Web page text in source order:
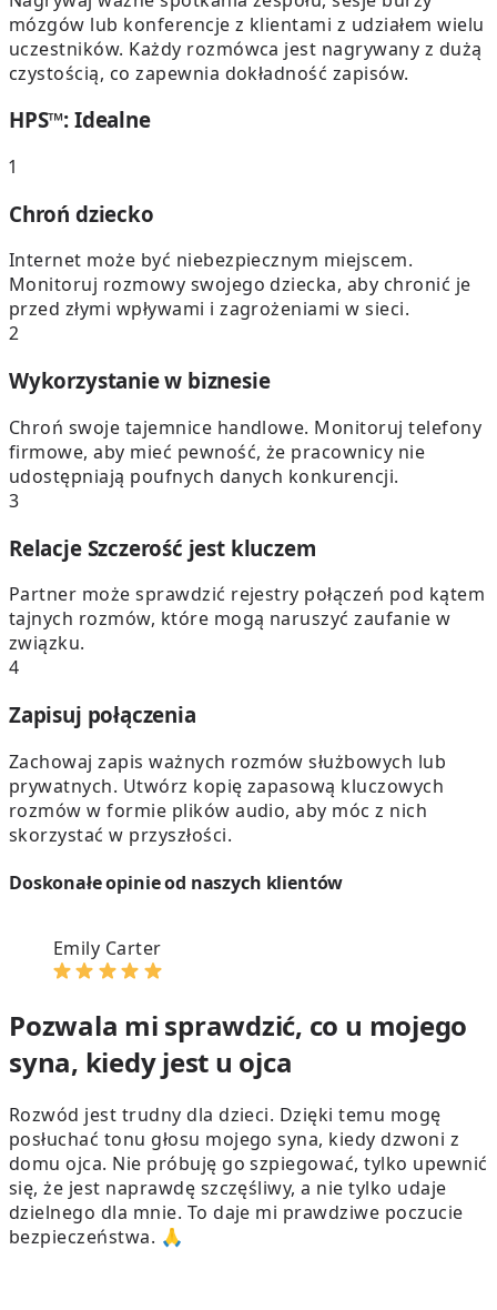
mózgów lub konferencje z klientami z udziałem wielu
uczestników. Każdy rozmówca jest nagrywany z dużą
czystością, co zapewnia dokładność zapisów.
HPS™: Idealne
1
Chroń dziecko
Internet może być niebezpiecznym miejscem.
Monitoruj rozmowy swojego dziecka, aby chronić je
przed złymi wpływami i zagrożeniami w sieci.
2
Wykorzystanie w biznesie
Chroń swoje tajemnice handlowe. Monitoruj telefony
firmowe, aby mieć pewność, że pracownicy nie
udostępniają poufnych danych konkurencji.
3
Relacje Szczerość jest kluczem
Partner może sprawdzić rejestry połączeń pod kątem
tajnych rozmów, które mogą naruszyć zaufanie w
związku.
4
Zapisuj połączenia
Zachowaj zapis ważnych rozmów służbowych lub
prywatnych. Utwórz kopię zapasową kluczowych
rozmów w formie plików audio, aby móc z nich
skorzystać w przyszłości.
Doskonałe opinie od naszych klientów
Emily Carter
Pozwala mi sprawdzić, co u mojego
syna, kiedy jest u ojca
Rozwód jest trudny dla dzieci. Dzięki temu mogę
posłuchać tonu głosu mojego syna, kiedy dzwoni z
domu ojca. Nie próbuję go szpiegować, tylko upewnić
się, że jest naprawdę szczęśliwy, a nie tylko udaje
dzielnego dla mnie. To daje mi prawdziwe poczucie
bezpieczeństwa. 🙏